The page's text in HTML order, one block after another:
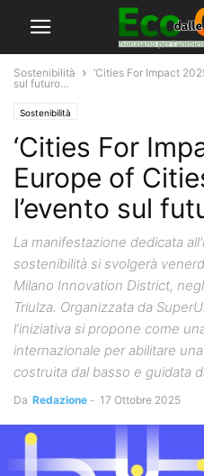
Sostenibilità
‘Cities For Impact
sul futuro...
Sostenibilità
‘Cities For
Europe of
l’evento sul
La manifestazione dedicata
sostenibilità si svolgerà
Milano Innovation District,
Triulza. Organizzata da
l’iniziativa si propone come
internazionale per abilitare
costruita dal basso e guidata
Da Redazione - 17 Ottobre 2025